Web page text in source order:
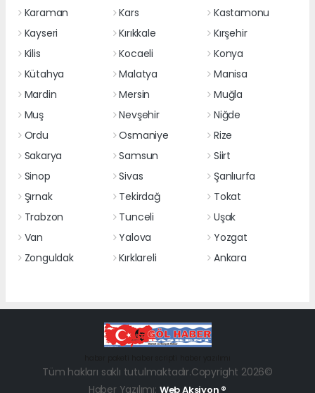
Karaman
Kars
Kastamonu
Kayseri
Kırıkkale
Kırşehir
Kilis
Kocaeli
Konya
Kütahya
Malatya
Manisa
Mardin
Mersin
Muğla
Muş
Nevşehir
Niğde
Ordu
Osmaniye
Rize
Sakarya
Samsun
Siirt
Sinop
Sivas
Şanlıurfa
Şırnak
Tekirdağ
Tokat
Trabzon
Tunceli
Uşak
Van
Yalova
Yozgat
Zonguldak
Kırklareli Ankara
Tüm hakları saklı tutulmaktadır.Copyright 2026©
Haber Yazılımı: Web Aksiyon ®